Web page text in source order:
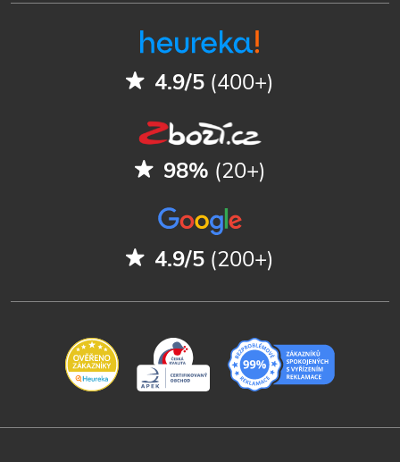
4.9/5 (400+)
98% (20+)
4.9/5 (200+)